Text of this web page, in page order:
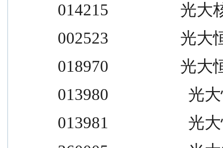
014215                  光大
002523                  光大
018970                  光大
013980                    光
013981                    光